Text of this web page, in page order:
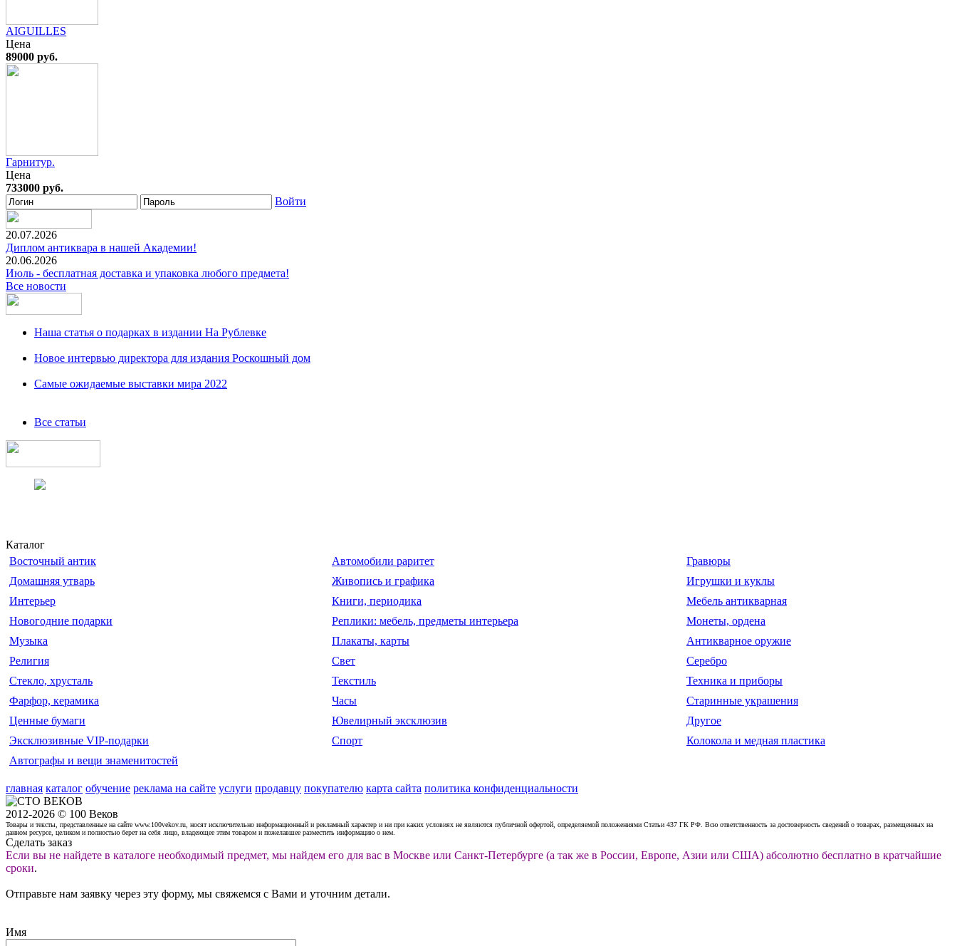
AIGUILLES
Цена
89000 руб.
Гарнитур.
Цена
733000 руб.
Войти
20.07.2026
Диплом антиквара в нашей Академии!
20.06.2026
Июль - бесплатная доставка и упаковка любого предмета!
Все новости
Наша статья о подарках в издании На Рублевке
Новое интервью директора для издания Роскошный дом
Самые ожидаемые выставки мира 2022
Все статьи
Каталог
Восточный антик
Автомобили раритет
Гравюры
Домашняя утварь
Живопись и графика
Игрушки и куклы
Интерьер
Книги, периодика
Мебель антикварная
Новогодние подарки
Реплики: мебель, предметы интерьера
Монеты, ордена
Музыка
Плакаты, карты
Антикварное оружие
Религия
Свет
Серебро
Стекло, хрусталь
Текстиль
Техника и приборы
Фарфор, керамика
Часы
Старинные украшения
Ценные бумаги
Ювелирный эксклюзив
Другое
Эксклюзивные VIP-подарки
Спорт
Колокола и медная пластика
Автографы и вещи знаменитостей
главная каталог обучение реклама на сайте услуги продавцу покупателю карта сайта политика конфиденциальности
2012-2026 © 100 Веков
Товары и тексты, представленные на сайте www.100vekov.ru, носят исключительно информационный и рекламный характер и ни при каких условиях не являются публичной офертой, определяемой положениями Статьи 437 ГК РФ. Всю ответственность за достоверность сведений о товарах, размещенных на
данном ресурсе, целиком и полностью берет на себя лицо, владеющее этим товаром и пожелавшее разместить информацию о нем.
Сделать заказ
Если вы не найдете в каталоге необходимый предмет, мы найдем его для вас в Москве или Санкт-Петербурге (а так же в России, Европе, Азии или США) абсолютно бесплатно в кратчайшие
сроки.
Отправьте нам заявку через эту форму, мы свяжемся с Вами и уточним детали.
Имя